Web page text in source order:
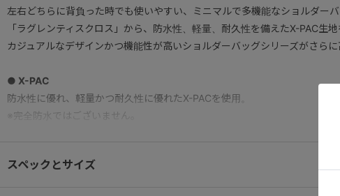
左右どちらに背負った時でも使いやすい、ミニマルで多機能なショルダーバ
「ラグレンティスクロス」から、防水性、軽量、耐久性を備えたX-PAC生
カジュアルなデザインかつ機能性が高いショルダーバッグシリーズがさらに
● X-PAC
防水性に優れ、軽量かつ耐久性に優れたX-PACを使用。
※完全防水ではございません。
メイン内装へは13.3インチPCの収納が可能。
スペックとサイズ